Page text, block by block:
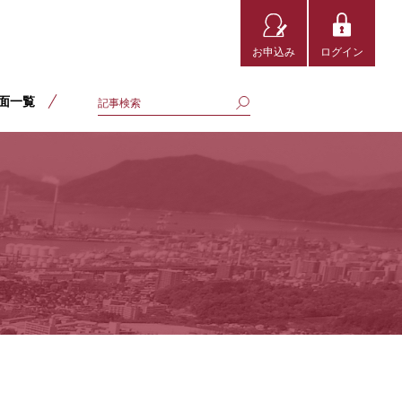
お申込み ログイン
一覧